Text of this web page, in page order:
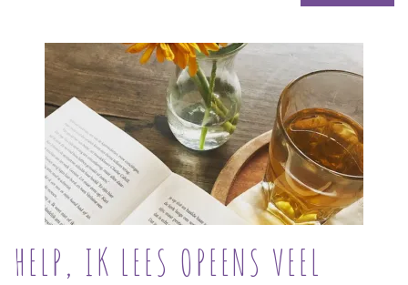
HELP, IK LEES OPEENS VEEL